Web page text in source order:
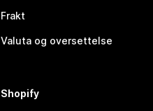
Frakt
Valuta og oversettelse
Shopify